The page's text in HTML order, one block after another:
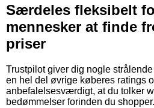
Særdeles fleksibelt
mennesker at finde
priser
Trustpilot giver dig nogle
en hel del øvrige køberes ratings
anbefalelsesværdigt, at du tolker
bedømmelser forinden du shopper.